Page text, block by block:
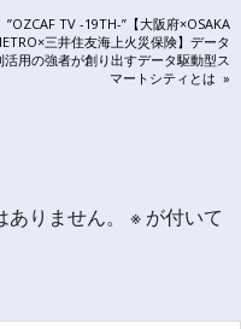
NEXT
POST:
”OZCAF TV -19TH-”【大阪府×OSAKA
三井住友海上火災保険】データ
活用の強者が創り出すデータ駆動型ス
マートシティとは
りません。 ※が付いて